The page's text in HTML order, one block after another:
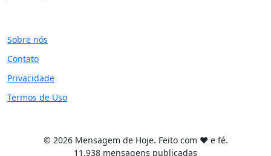
Sobre nós
Contato
Privacidade
Termos de Uso
© 2026 Mensagem de Hoje. Feito com ❤️ e fé.
11.938 mensagens publicadas